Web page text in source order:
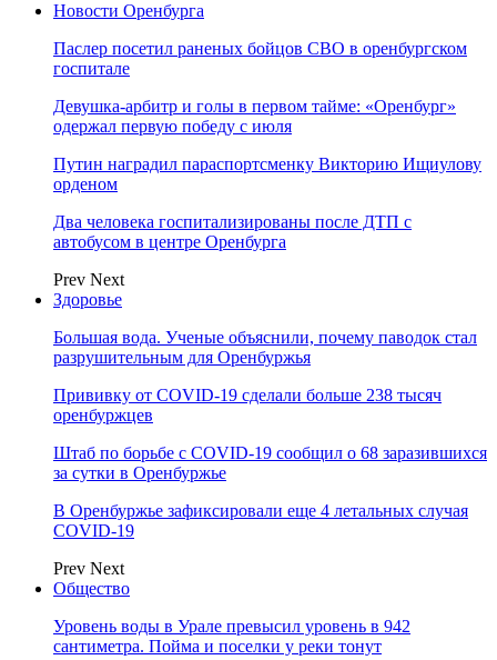
Новости Оренбурга
Паслер посетил раненых бойцов СВО в оренбургском
госпитале
Девушка-арбитр и голы в первом тайме: «Оренбург»
одержал первую победу с июля
Путин наградил параспортсменку Викторию Ищиулову
орденом
Два человека госпитализированы после ДТП с
автобусом в центре Оренбурга
Prev Next
Здоровье
Большая вода. Ученые объяснили, почему паводок стал
разрушительным для Оренбуржья
Прививку от COVID-19 сделали больше 238 тысяч
оренбуржцев
Штаб по борьбе с СOVID-19 сообщил о 68 заразившихся
за сутки в Оренбуржье
В Оренбуржье зафиксировали еще 4 летальных случая
COVID-19
Prev Next
Общество
Уровень воды в Урале превысил уровень в 942
сантиметра. Пойма и поселки у реки тонут